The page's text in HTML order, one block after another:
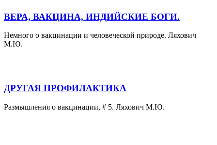
ВЕРА, ВАКЦИНА, ИНДИЙСКИЕ БОГИ.
Немного о вакцинации и человеческой природе. Ляхович
М.Ю.
ДРУГАЯ ПРОФИЛАКТИКА
Размышления о вакцинации, # 5. Ляхович М.Ю.